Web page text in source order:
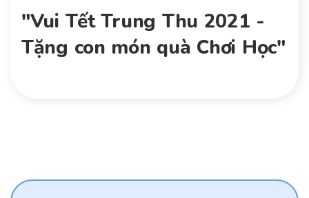
"Vui Tết Trung Thu 2021 -
Tặng con món quà Chơi Học"